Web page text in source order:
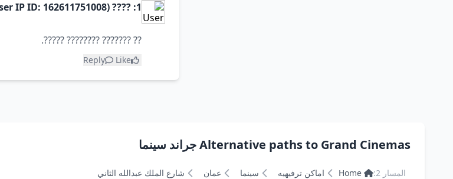
1: ???? (User IP ID: 162611751008)
?? ??????? ???????? ?????.
Like
Reply
Alternative paths to Grand Cinemas جراند سينما
المسار 2: Home اماكن ترفيهيه سينما عمان
شارع الملك عبدالله الثاني